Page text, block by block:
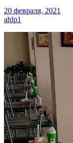
20 февраля, 2021
ahlp1